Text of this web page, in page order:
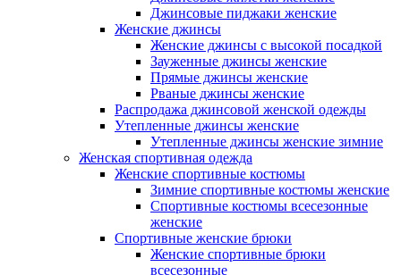
Джинсовые пиджаки женские
Женские джинсы
Женские джинсы с высокой посадкой
Зауженные джинсы женские
Прямые джинсы женские
Рваные джинсы женские
Распродажа джинсовой женской одежды
Утепленные джинсы женские
Утепленные джинсы женские зимние
Женская спортивная одежда
Женские спортивные костюмы
Зимние спортивные костюмы женские
Спортивные костюмы всесезонные
женские
Спортивные женские брюки
Женские спортивные брюки
всесезонные